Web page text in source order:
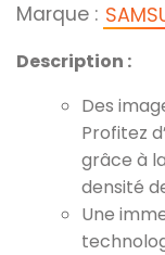
Marque :
Description :
Des
Profitez
grâce à
densité
Une